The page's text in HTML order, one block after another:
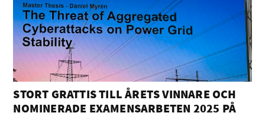
STORT GRATTIS TILL ÅRETS VINNARE OCH
NOMINERADE EXAMENSARBETEN 2025 PÅ